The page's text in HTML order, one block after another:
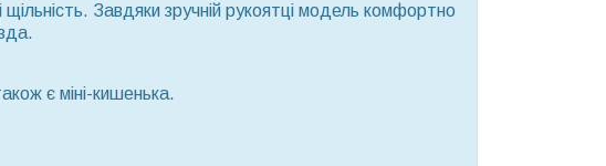
щільність. Завдяки зручній рукоятці модель комфортно
є міні-кишенька.